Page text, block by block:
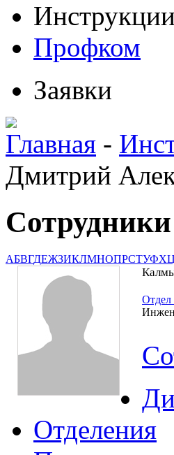
Инструкции
Профком
Заявки
Главная -
Дмитрий
Сотрудники
АБВГДЕЖЗИКЛМНОПРСТУФХЦ
Отдел
Отделения